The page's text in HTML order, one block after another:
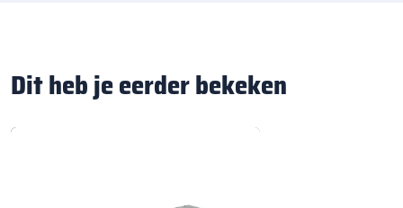
Dit heb je eerder bekeken